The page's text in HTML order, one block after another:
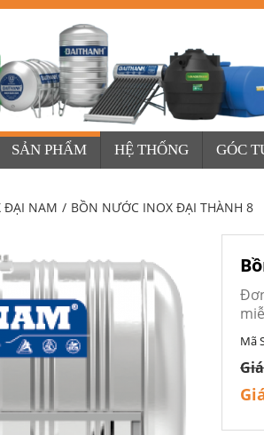
SẢN PHẨM HỆ THỐNG GÓC
ĐẠI NAM / BỒN NƯỚC INOX ĐẠI THÀNH 8
Mã